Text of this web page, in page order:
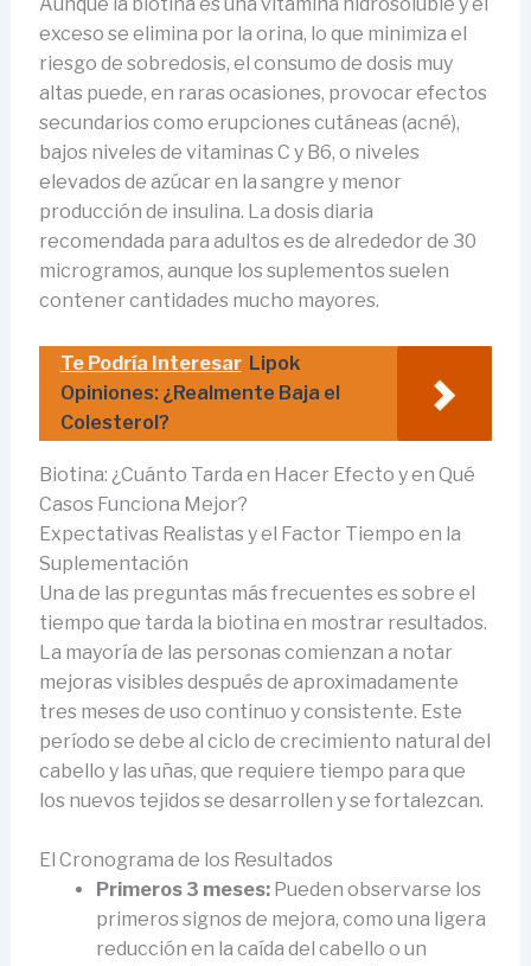
exceso se elimina por la orina, lo que minimiza el
riesgo de sobredosis, el consumo de dosis muy
altas puede, en raras ocasiones, provocar efectos
secundarios como erupciones cutáneas (acné),
bajos niveles de vitaminas C y B6, o niveles
elevados de azúcar en la sangre y menor
producción de insulina. La dosis diaria
recomendada para adultos es de alrededor de 30
microgramos, aunque los suplementos suelen
contener cantidades mucho mayores.
Te Podría Interesar Lipok
Opiniones: ¿Realmente Baja el
Colesterol?
Biotina: ¿Cuánto Tarda en Hacer Efecto y en Qué
Casos Funciona Mejor?
Expectativas Realistas y el Factor Tiempo en la
Suplementación
Una de las preguntas más frecuentes es sobre el
tiempo que tarda la biotina en mostrar resultados.
La mayoría de las personas comienzan a notar
mejoras visibles después de aproximadamente
tres meses de uso continuo y consistente. Este
período se debe al ciclo de crecimiento natural del
cabello y las uñas, que requiere tiempo para que
los nuevos tejidos se desarrollen y se fortalezcan.
El Cronograma de los Resultados
Primeros 3 meses:Pueden observarse los
primeros signos de mejora, como una ligera
reducción en la caída del cabello o un